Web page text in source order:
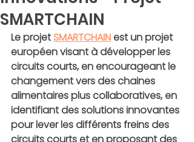
SMARTCHAIN
Le projet SMARTCHAIN est un projet
européen visant à développer les
circuits courts, en encourageant le
changement vers des chaines
alimentaires plus collaboratives, en
identifiant des solutions innovantes
pour lever les différents freins des